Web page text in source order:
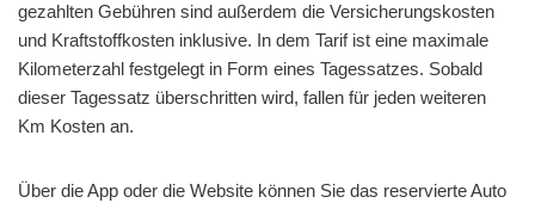
gezahlten Gebühren sind außerdem die Versicherungskosten
und Kraftstoffkosten inklusive. In dem Tarif ist eine maximale
Kilometerzahl festgelegt in Form eines Tagessatzes. Sobald
dieser Tagessatz überschritten wird, fallen für jeden weiteren
Km Kosten an.
Über die App oder die Website können Sie das reservierte Auto